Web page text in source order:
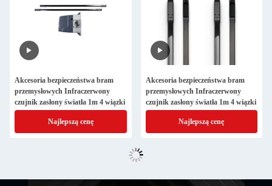
Akcesoria bezpieczeństwa bram
przemysłowych Infraczerwony
czujnik zasłony światła 1m 4 wiązki
Najlepszą cenę
Akcesoria bezpieczeństwa bram
przemysłowych Infraczerwony
czujnik zasłony światła 1m 4 wiązki
Najlepszą cenę